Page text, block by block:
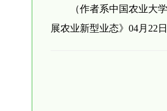
（作者系中国农业大
展农业新型业态》04月22日